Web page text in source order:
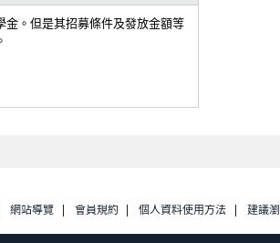
金。但是其招募條件及發放金額等
網站導覽 會員規約 個人資料使用方法 建議